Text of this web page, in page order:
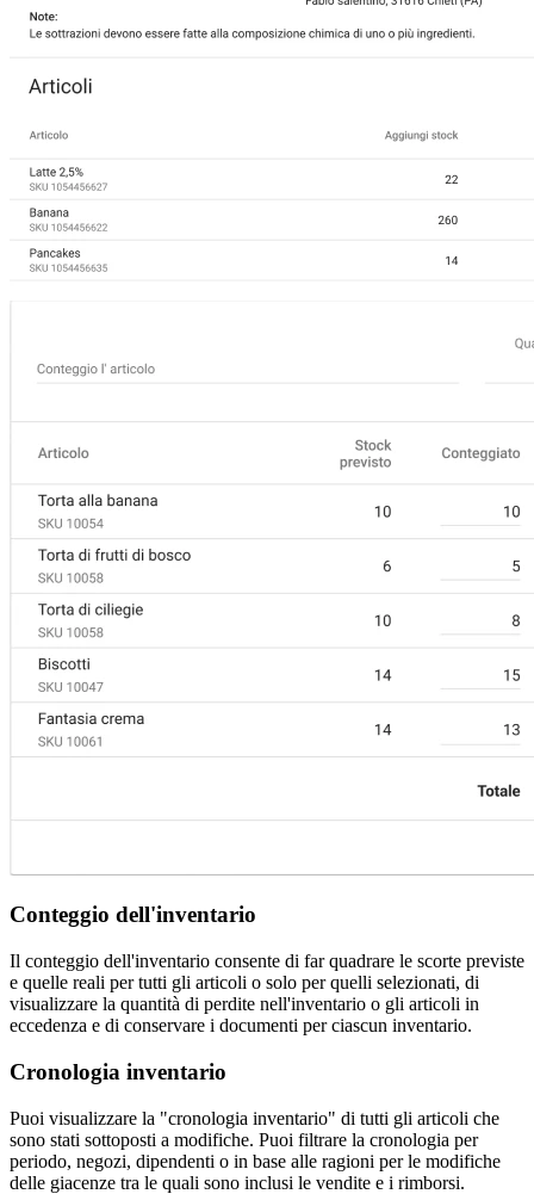
Conteggio dell'inventario
Il conteggio dell'inventario consente di far quadrare le scorte previste
e quelle reali per tutti gli articoli o solo per quelli selezionati, di
visualizzare la quantità di perdite nell'inventario o gli articoli in
eccedenza e di conservare i documenti per ciascun inventario.
Cronologia inventario
Puoi visualizzare la "cronologia inventario" di tutti gli articoli che
sono stati sottoposti a modifiche. Puoi filtrare la cronologia per
periodo, negozi, dipendenti o in base alle ragioni per le modifiche
delle giacenze tra le quali sono inclusi le vendite e i rimborsi.